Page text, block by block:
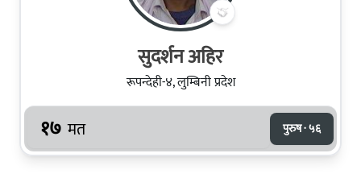
सुदर्शन अहिर
रूपन्देही-४, लुम्बिनी प्रदेश
१७ मत पुरुष · ५६